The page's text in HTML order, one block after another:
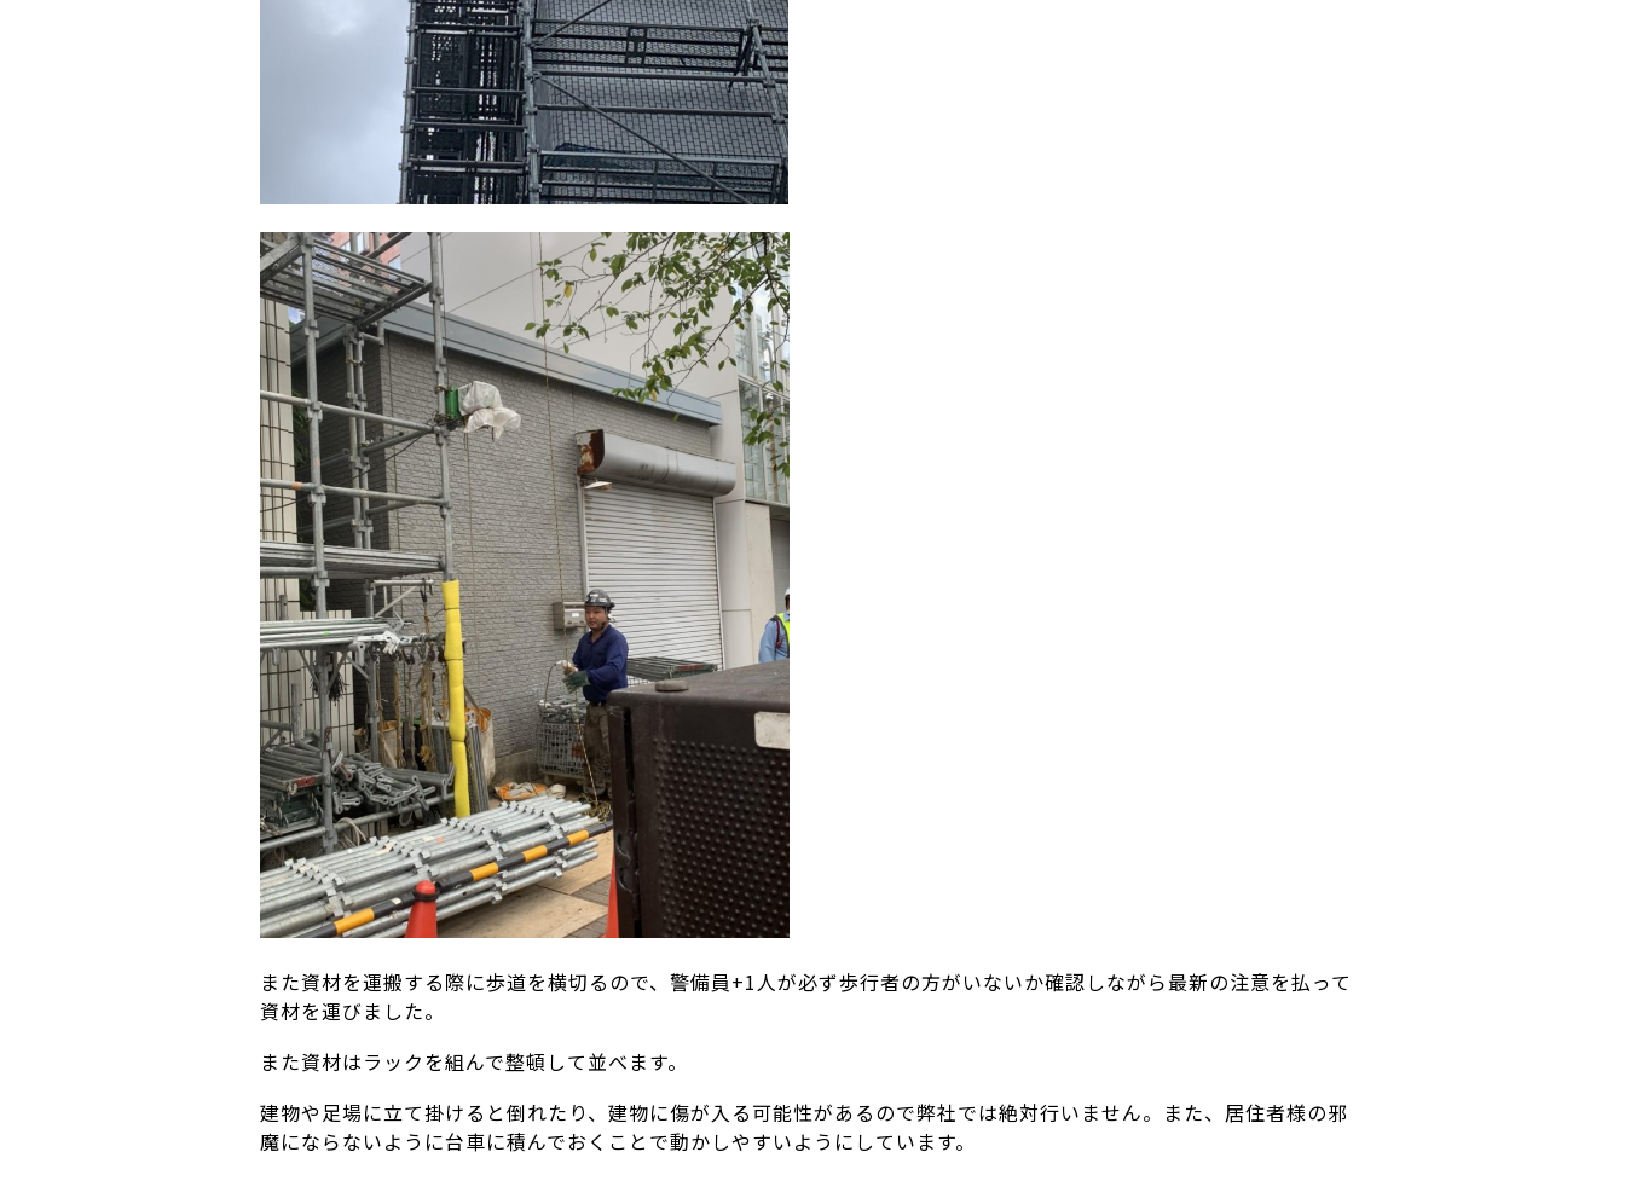
また資材を運搬する際に歩道を横切るので、警備員+1 人が必ず歩行者の方がいないか確認しながら最新の注意を払って
資材を運びました。
また資材はラックを組んで整頓して並べます。
建物や足場に立て掛けると倒れたり、建物に傷が入る可能性があるので弊社では絶対行いません。また、居住者様の邪
魔にならないように台車に積んでおくことで動かしやすいようにしています。